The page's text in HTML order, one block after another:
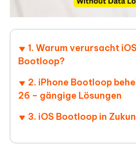
1. Warum verursacht
Bootloop?
2. iPhone Bootloop
26 – gängige Lösungen
3. iOS Bootloop in